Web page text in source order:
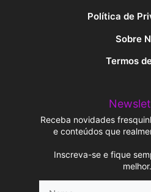
Política de
Sobre
Termos
Receba novidades
e conteúdos que
Inscreva-se e fique
melhor.